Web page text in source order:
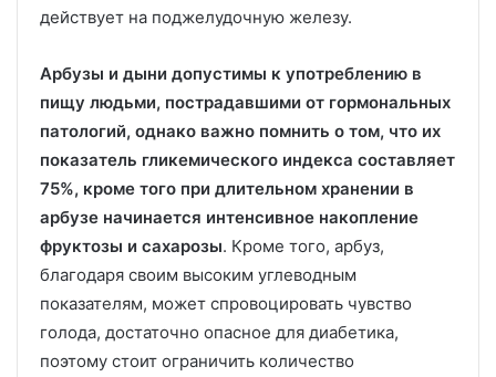
действует на поджелудочную железу.
Арбузы и дыни допустимы к употреблению в
пищу людьми, пострадавшими от гормональных
патологий, однако важно помнить о том, что их
показатель гликемического индекса составляет
75%, кроме того при длительном хранении в
арбузе начинается интенсивное накопление
фруктозы и сахарозы. Кроме того, арбуз,
благодаря своим высоким углеводным
показателям, может спровоцировать чувство
голода, достаточно опасное для диабетика,
поэтому стоит ограничить количество